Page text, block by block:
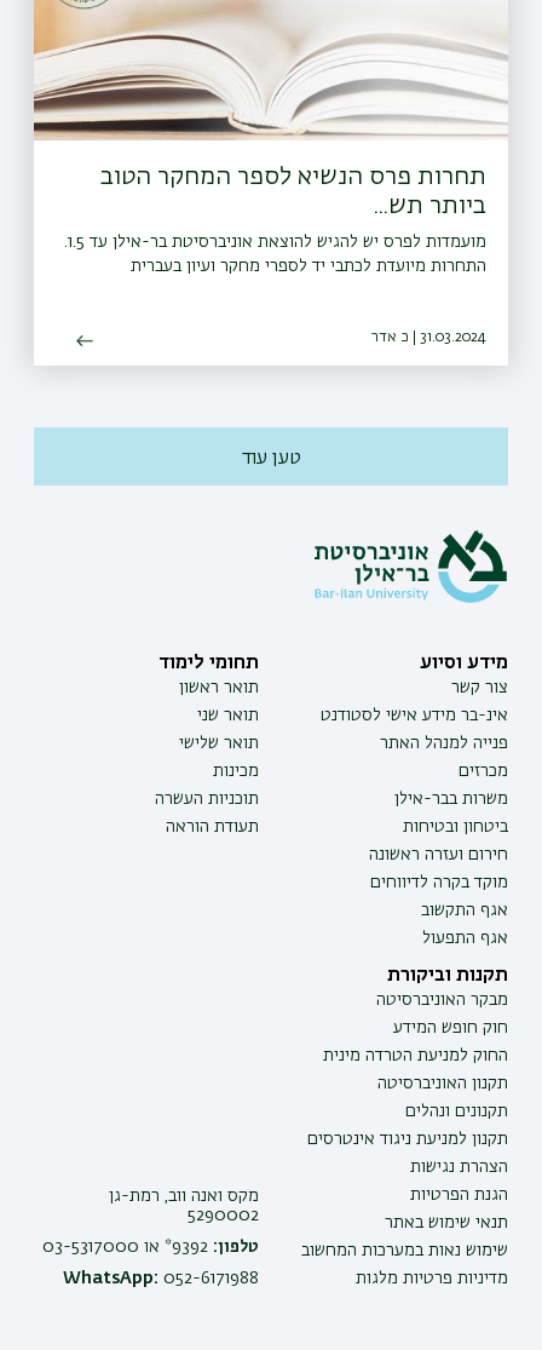
תחרות פרס הנשיא לספר המחקר הטוב
ביותר תש...
מועמדות לפרס יש להגיש להוצאת אוניברסיטת בר-אילן עד 1.5.
התחרות מיועדת לכתבי יד לספרי מחקר ועיון בעברית
31.03.2024 | כ אדר
טען עוד
מידע וסיוע
צור קשר
אינ-בר מידע אישי לסטודנט
פנייה למנהל האתר
מכרזים
משרות בבר-אילן
ביטחון ובטיחות
חירום ועזרה ראשונה
מוקד בקרה לדיווחים
אגף התקשוב
אגף התפעול
תחומי לימוד
תואר ראשון
תואר שני
תואר שלישי
מכינות
תוכניות העשרה
תעודת הוראה
תקנות וביקורת
מבקר האוניברסיטה
חוק חופש המידע
החוק למניעת הטרדה מינית
תקנון האוניברסיטה
תקנונים ונהלים
תקנון למניעת ניגוד אינטרסים
הצהרת נגישות
הגנת הפרטיות
תנאי שימוש באתר
שימוש נאות במערכות המחשוב
מדיניות פרטיות מלגות
מקס ואנה ווב, רמת-גן
5290002
טלפון:
WhatsApp: 052-6171988